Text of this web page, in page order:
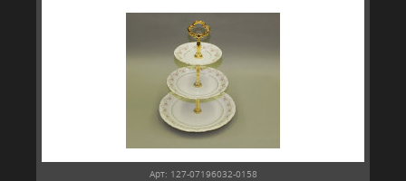
Арт: 127-07196032-0158